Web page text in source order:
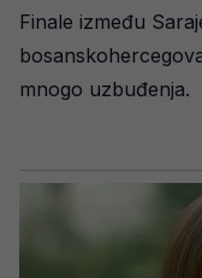
Finale između
mnogo uzbuđenja.